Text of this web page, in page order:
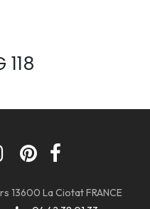
118
13600 La Ciotat FRANCE